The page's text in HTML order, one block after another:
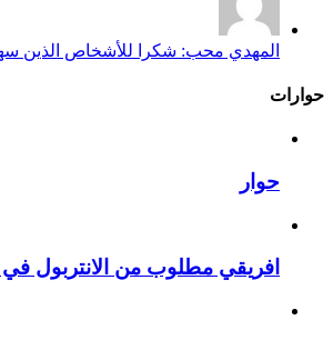
المهدي محب: شكرا للأشخاص الذين
حوارات
حوار
افريقي مطلوب من الانتربول